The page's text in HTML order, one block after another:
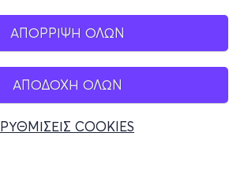
ΑΠΟΡΡΙΨΗ ΟΛΩΝ
ΑΠΟΔΟΧΗ ΟΛΩΝ
ΡΥΘΜΙΣΕΙΣ COOKIES